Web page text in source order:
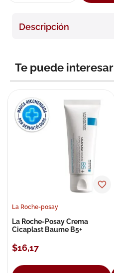
Descripción
Te puede interesar
La Roche-posay
La Roche-Posay Crema
Cicaplast Baume B5+
$16,17
5. cerave
6 degraler
10.pañales